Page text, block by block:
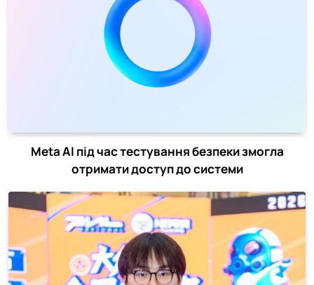
Meta AI під час тестування безпеки змогла
отримати доступ до системи